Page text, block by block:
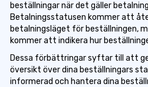
beställningar när det gäller
Betalningsstatusen kommer att
betalningsläget för beställningen,
kommer att indikera hur
Dessa förbättringar syftar till att
översikt över dina beställningars
informerad och hantera dina